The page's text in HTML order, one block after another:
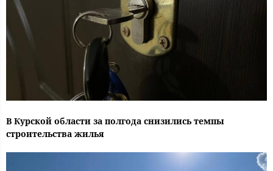
В Курской области за полгода снизились темпы
строительства жилья